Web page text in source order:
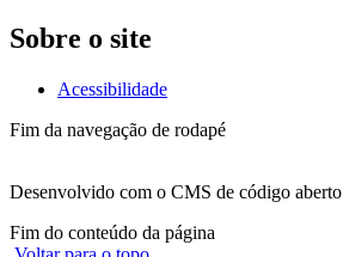
Sobre o site
Acessibilidade
Fim da navegação de rodapé
Desenvolvido com o CMS de código aberto
Fim do conteúdo da página